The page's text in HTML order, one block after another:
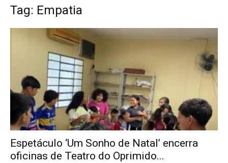
Tag: Empatia
Espetáculo ‘Um Sonho de Natal’ encerra
oficinas de Teatro do Oprimido...